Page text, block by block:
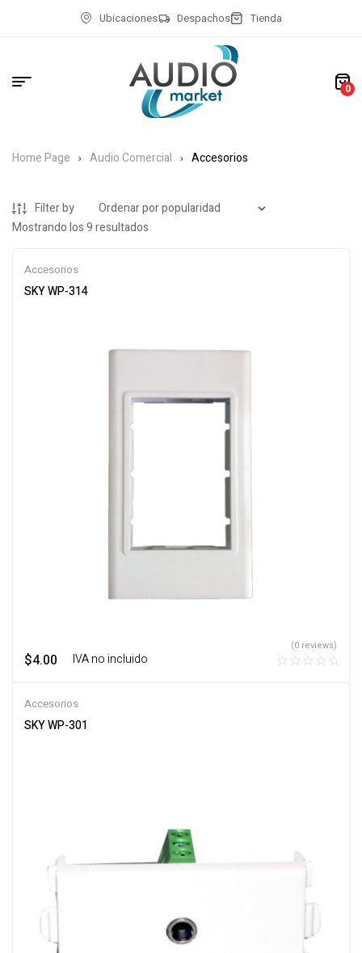
Ubicaciones Despachos Tienda
0
Home Page Audio Comercial Accesorios
Filter by
Mostrando los 9 resultados
Accesorios
SKY WP-314
$4.00 ‎ ‎ ‎ IVA no incluido
(0 reviews)
Accesorios
SKY WP-301